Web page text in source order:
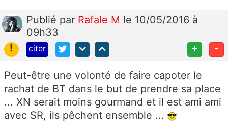
Publié par Rafale M le 10/05/2016 à
09h33
!
citer + -
Peut-être une volonté de faire capoter le
rachat de BT dans le but de prendre sa place
... XN serait moins gourmand et il est ami ami
avec SR, ils pêchent ensemble ...